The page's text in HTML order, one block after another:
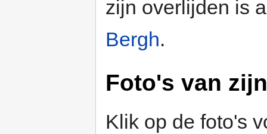
zijn overlijden is
Bergh.
Foto's van
Klik op de foto's